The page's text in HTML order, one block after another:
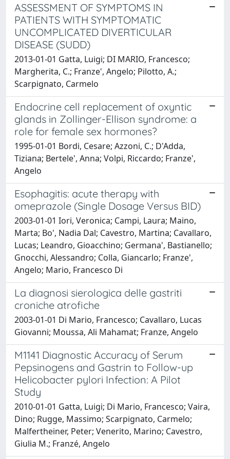
ASSESSMENT OF SYMPTOMS IN
PATIENTS WITH SYMPTOMATIC
UNCOMPLICATED DIVERTICULAR
DISEASE (SUDD)
2013-01-01 Gatta, Luigi; DI MARIO, Francesco;
Margherita, C.; Franze', Angelo; Pilotto, A.;
Scarpignato, Carmelo
Endocrine cell replacement of oxyntic
glands in Zollinger-Ellison syndrome: a
role for female sex hormones?
1995-01-01 Bordi, Cesare; Azzoni, C.; D'Adda,
Tiziana; Bertele', Anna; Volpi, Riccardo; Franze',
Angelo
Esophagitis: acute therapy with
omeprazole (Single Dosage Versus BID)
2003-01-01 Iori, Veronica; Campi, Laura; Maino,
Marta; Bo', Nadia Dal; Cavestro, Martina; Cavallaro,
Lucas; Leandro, Gioacchino; Germana', Bastianello;
Gnocchi, Alessandro; Colla, Giancarlo; Franze',
Angelo; Mario, Francesco Di
La diagnosi sierologica delle gastriti
croniche atrofiche
2003-01-01 Di Mario, Francesco; Cavallaro, Lucas
Giovanni; Moussa, Ali Mahamat; Franze, Angelo
M1141 Diagnostic Accuracy of Serum
Pepsinogens and Gastrin to Follow-up
Helicobacter pylori Infection: A Pilot
Study
2010-01-01 Gatta, Luigi; Di Mario, Francesco; Vaira,
Dino; Rugge, Massimo; Scarpignato, Carmelo;
Malfertheiner, Peter; Venerito, Marino; Cavestro,
Giulia M.; Franzé, Angelo